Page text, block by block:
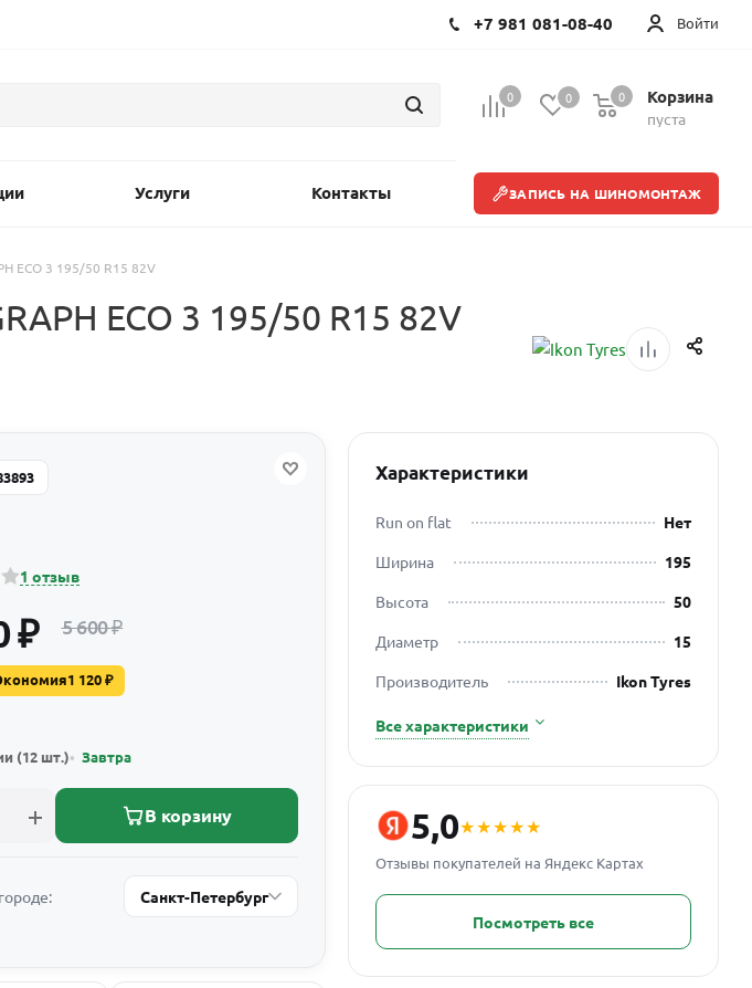
Войти
+7 981 081-08-40
0 0 Корзина
пуста
0
Услуги Контакты ЗАПИСЬ НА ШИНОМОНТАЖ
ECO 3 195/50 R15 82V
ECO 3 195/50 R15 82V
1 отзыв
₽ 5 600₽
1 120₽
(12 шт.) Завтра
В корзину
Санкт-Петербург
Характеристики
Run on flat
Нет
Ширина
195
Высота
50
Диаметр
15
Производитель
Ikon Tyres
Все характеристики
5,0★★★★★
Отзывы покупателей на Яндекс Картах
Посмотреть все